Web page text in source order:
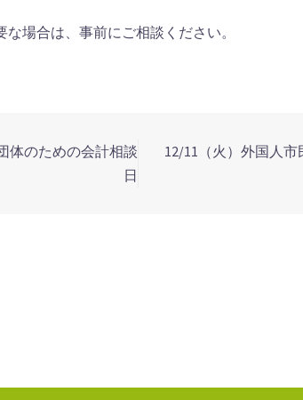
場合は、事前にご相談ください。
体のための会計相談
日
12/11（火）外国人